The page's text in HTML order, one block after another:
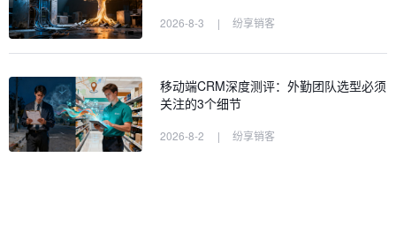
2026-8-3 | 纷享销客
移动端CRM深度测评：外勤团队选型必须
关注的3个细节
2026-8-2 | 纷享销客